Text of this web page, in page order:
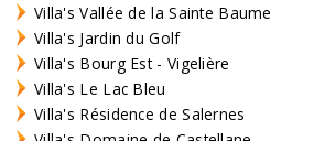
Villa's Vallée de la Sainte Baume
Villa's Jardin du Golf
Villa's Bourg Est - Vigelière
Villa's Le Lac Bleu
Villa's Résidence de Salernes